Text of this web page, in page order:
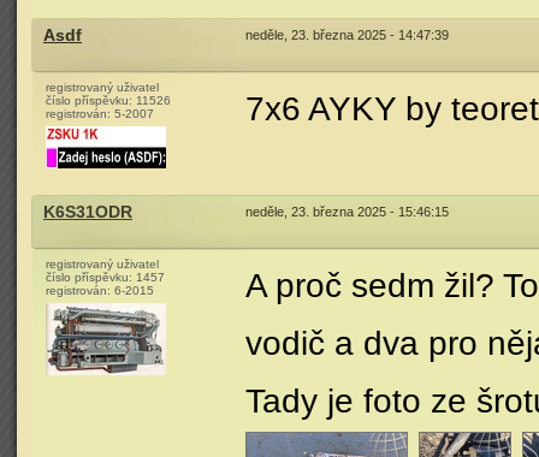
Asdf neděle, 23. března 2025 - 14:47:39
registrovaný uživatel
číslo příspěvku: 11526
registrován: 5-2007 7x6 AYKY by
K6S31ODR neděle, 23. března 2025 - 15:46:15
registrovaný uživatel
číslo příspěvku: 1457
registrován: 6-2015
A proč sedm žil?
vodič a dva pro
Tady je foto ze